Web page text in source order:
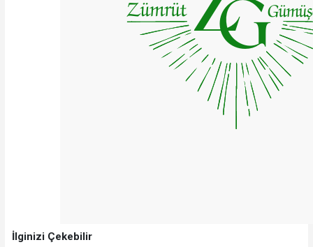
İlginizi Çekebilir